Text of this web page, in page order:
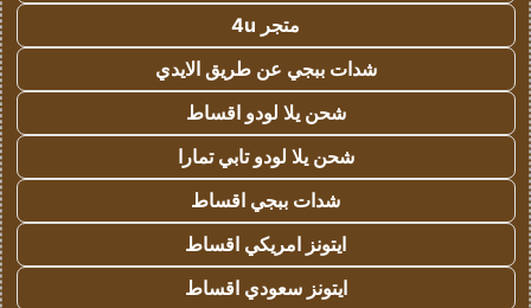
متجر 4u
شدات ببجي عن طريق الايدي
شحن يلا لودو اقساط
شحن يلا لودو تابي تمارا
شدات ببجي اقساط
ايتونز امريكي اقساط
ايتونز سعودي اقساط